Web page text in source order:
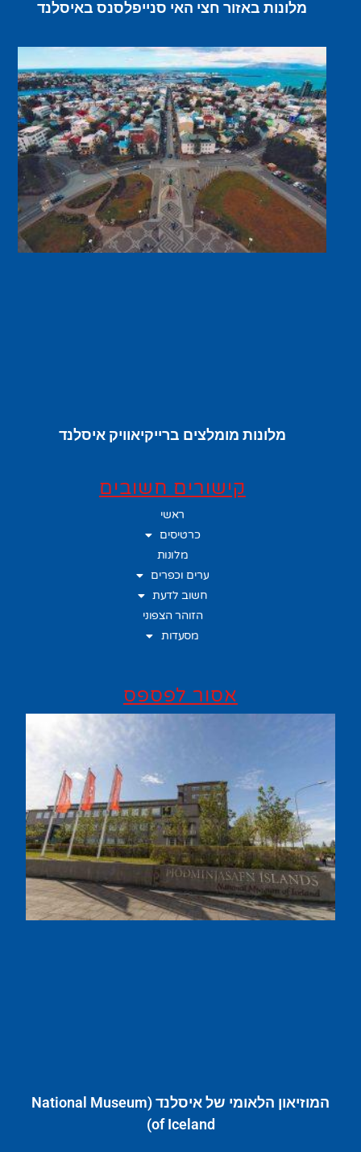
מלונות באזור חצי האי סנייפלסנס באיסלנד
מלונות מומלצים ברייקיאוויק איסלנד
קישורים חשובים
ראשי
כרטיסים
מלונות
ערים וכפרים
חשוב לדעת
הזוהר הצפוני
מסעדות
אסור לפספס
המוזיאון הלאומי של איסלנד (National Museum
of Iceland)